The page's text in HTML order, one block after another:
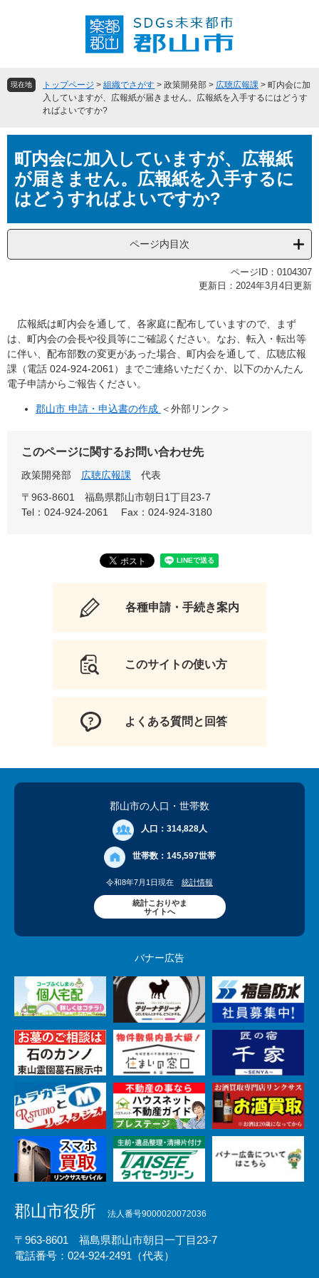
頭
飛現在地 トップページ > 組織でさがす > 政策開発部 > 広聴広報課 > 町内会に加
入していますが、広報紙が届きません。広報紙を入手するにはどうす
ればよいですか?
町内会に加入していますが、広報紙
が届きません。広報紙を入手するに
はどうすればよいですか?
ページ内目次
ページID：0104307
更新日：2024年3月4日更新
広報紙は町内会を通して、各家庭に配布していますので、まず
は、町内会の会長や役員等にご確認ください。なお、転入・転出等
に伴い、配布部数の変更があった場合、町内会を通して、広聴広報
課（電話 024-924-2061）までご連絡いただくか、以下のかんたん
電子申請からご報告ください。
郡山市 申請・申込書の作成 ＜外部リンク＞
このページに関するお問い合わせ先
政策開発部 広聴広報課
代表
〒963-8601
福島県郡山市朝日1丁目23-7
Tel：024-924-2061
Fax：024-924-3180
各種申請・手続き案内
このサイトの使い方
よくある質問と回答
郡山市の人口 ・世帯数
人口： 314,828人
世帯数： 145,597世帯
令和8年7月1日現在 統計情報
統計こおりやま
サイトへ
バナー広告
郡山市役所 法人番号9000020072036
〒963-8601 福島県郡山市朝日一丁目23-7
電話番号：024-924-2491（代表）